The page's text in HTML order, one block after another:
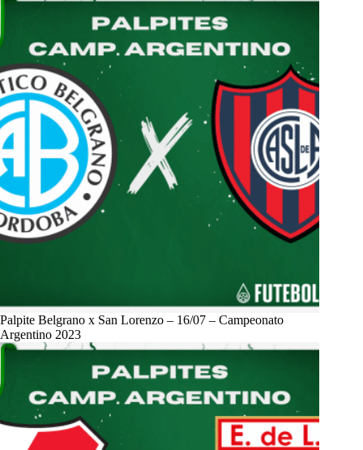
Palpite Belgrano x San Lorenzo – 16/07 – Campeonato
Argentino 2023